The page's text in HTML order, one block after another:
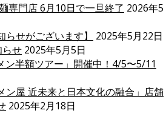
専門店 6月10日で一旦終了 2026年5
せがございます】
2025年5月22日
らせ 2025年5月5日
ン半額ツアー」開催中！4/5〜5/11
ン屋 近未来と日本文化の融合」店舗
2025年2月18日